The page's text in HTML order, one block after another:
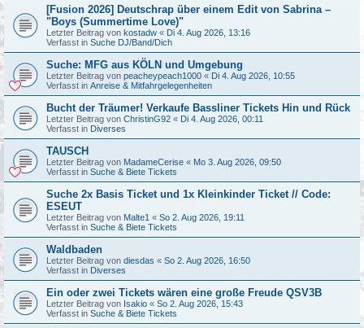
[Fusion 2026] Deutschrap über einem Edit von Sabrina –
"Boys (Summertime Love)"
Letzter Beitrag von kostadw « Di 4. Aug 2026, 13:16
Verfasst in Suche DJ/Band/Dich
Suche: MFG aus KÖLN und Umgebung
Letzter Beitrag von peacheypeach1000 « Di 4. Aug 2026, 10:55
Verfasst in Anreise & Mitfahrgelegenheiten
Bucht der Träumer! Verkaufe Bassliner Tickets Hin und Rück
Letzter Beitrag von ChristinG92 « Di 4. Aug 2026, 00:11
Verfasst in Diverses
TAUSCH
Letzter Beitrag von MadameCerise « Mo 3. Aug 2026, 09:50
Verfasst in Suche & Biete Tickets
Suche 2x Basis Ticket und 1x Kleinkinder Ticket // Code:
ESEUT
Letzter Beitrag von Malte1 « So 2. Aug 2026, 19:11
Verfasst in Suche & Biete Tickets
Waldbaden
Letzter Beitrag von diesdas « So 2. Aug 2026, 16:50
Verfasst in Diverses
Ein oder zwei Tickets wären eine große Freude QSV3B
Letzter Beitrag von Isakio « So 2. Aug 2026, 15:43
Verfasst in Suche & Biete Tickets